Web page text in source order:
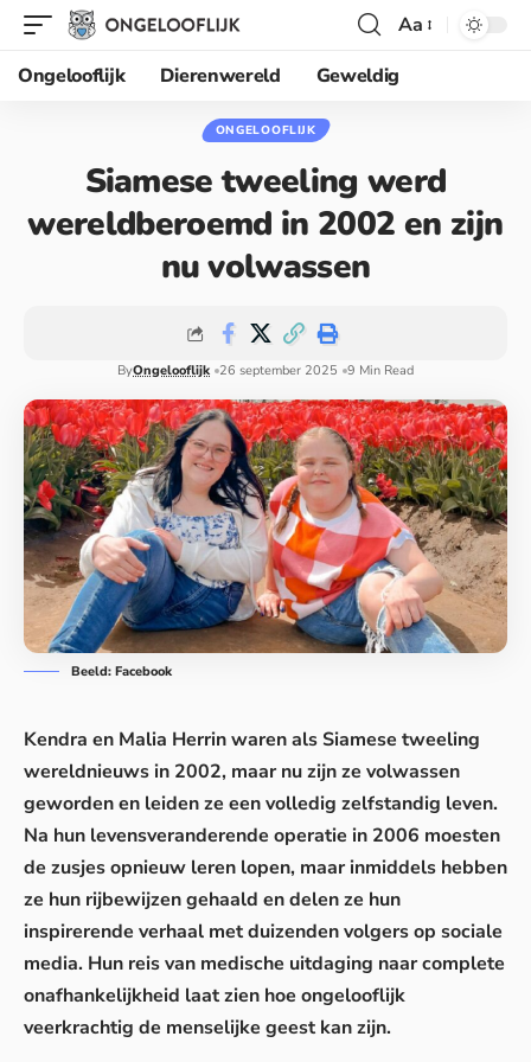
Aa
Ongelooflijk
Dierenwereld Geweldig
ONGELOOFLIJK
Siamese tweeling werd
wereldberoemd in 2002 en zijn
nu volwassen
ByOngelooflijk 26 september 2025 9 Min Read
Beeld: Facebook
Kendra en Malia Herrin waren als Siamese tweeling
wereldnieuws in 2002, maar nu zijn ze volwassen
geworden en leiden ze een volledig zelfstandig leven.
Na hun levensveranderende operatie in 2006 moesten
de zusjes opnieuw leren lopen, maar inmiddels hebben
ze hun rijbewijzen gehaald en delen ze hun
inspirerende verhaal met duizenden volgers op sociale
media. Hun reis van medische uitdaging naar complete
onafhankelijkheid laat zien hoe ongelooflijk
veerkrachtig de menselijke geest kan zijn.